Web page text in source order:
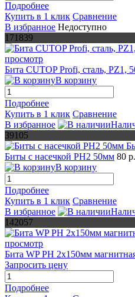
Подробнее
Купить в 1 клик Сравнение
В избранное Недоступно
171839
просмотр
Бита CUTOP Profi, сталь, PZ1,
В корзину
Подробнее
Купить в 1 клик Сравнение
В избранное
39105
Биты с насечкой РН2 50мм 80 р.
В корзину
Подробнее
Купить в 1 клик Сравнение
В избранное
142057
просмотр
Бита WP PH 2x150мм
Запросить цену
Подробнее